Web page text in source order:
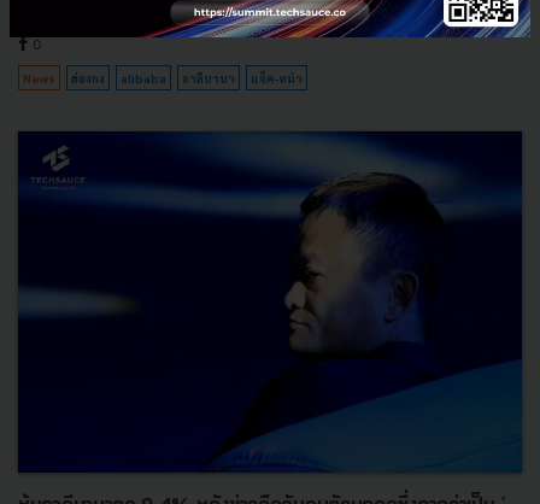
Techsauce Team
0
News ฮ่องกง alibaba อาลีบาบา แจ็ค-หม่า